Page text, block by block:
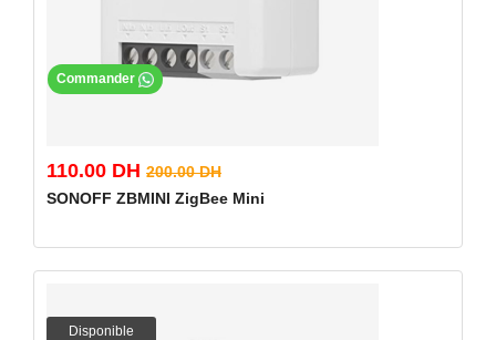
110.00 DH 200.00 DH
SONOFF ZBMINI ZigBee Mini
Commander
Disponible